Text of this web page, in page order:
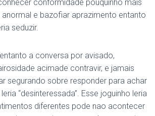
conformidade pouquinho mais
e bazofiar aprazimento entanto
seduzir.
entanto a conversa por avisado,
acimade contravir, e jamais
segurando sobre responder para achar
“desinteressada”. Esse joguinho leria
diferentes pode nao acontecer